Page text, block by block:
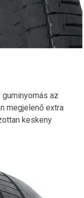
guminyomás az
megjelenő extra
keskeny